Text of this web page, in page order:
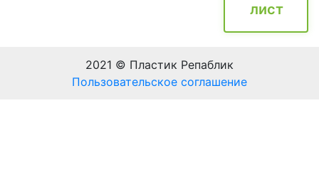
лист
2021 © Пластик Репаблик
Пользовательское соглашение